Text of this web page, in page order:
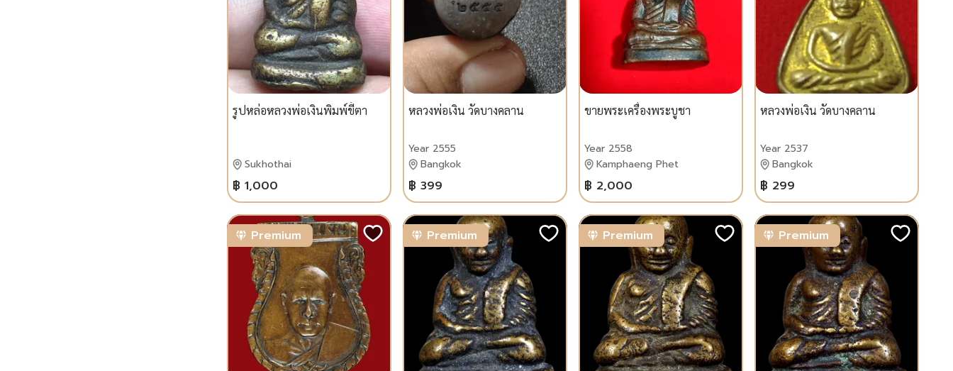
รูปหล่อหลวงพ่อเงินพิมพ์ขี้ตา
Sukhothai
฿ 1,000
หลวงพ่อเงิน วัดบางคลาน
Year 2555
Bangkok
฿ 399
ขายพระเครื่องพระบูชา
Year 2558
Kamphaeng Phet
฿ 2,000
หลวงพ่อเงิน วัดบางคลาน
Year 2537
Bangkok
฿ 299
Premium Premium Premium Premium